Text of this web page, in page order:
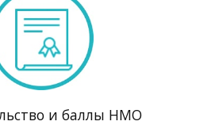
и баллы НМО